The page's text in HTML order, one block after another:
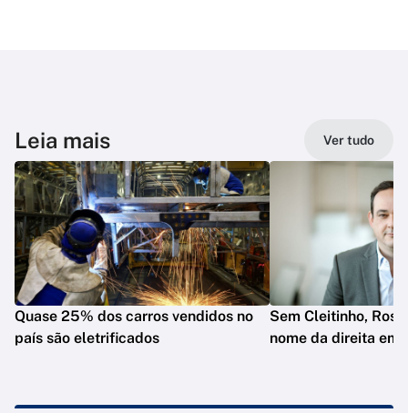
Leia mais Ver tudo
Quase 25% dos carros vendidos no
país são eletrificados
Sem Cleitinho,
nome da direita em